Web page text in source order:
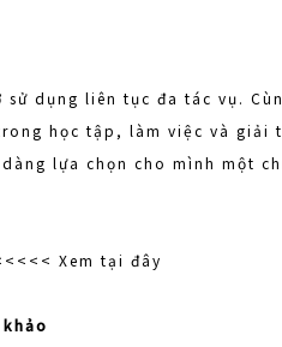
dụng liên tục đa tác vụ.
học tập, làm việc và giải
lựa chọn cho mình một
Xem tại đây